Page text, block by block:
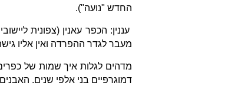
החדש "נועה").
עננין: הכפר עאנין (צפונית
מעבר לגדר ההפרדה ואין אליו
מדהים לגלות איך שמות של
דמוגרפיים בני אלפי שנים.